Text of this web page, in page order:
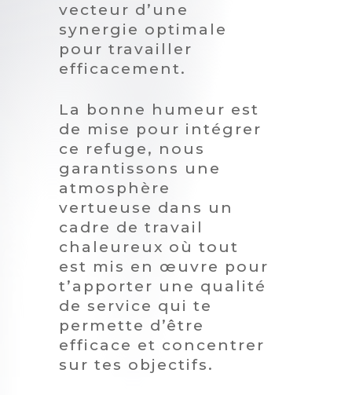
vecteur d’une
synergie optimale
pour travailler
efficacement.
La bonne humeur est
de mise pour intégrer
ce refuge, nous
garantissons une
atmosphère
vertueuse dans un
cadre de travail
chaleureux où tout
est mis en œuvre pour
t’apporter une qualité
de service qui te
permette d’être
efficace et concentrer
sur tes objectifs.